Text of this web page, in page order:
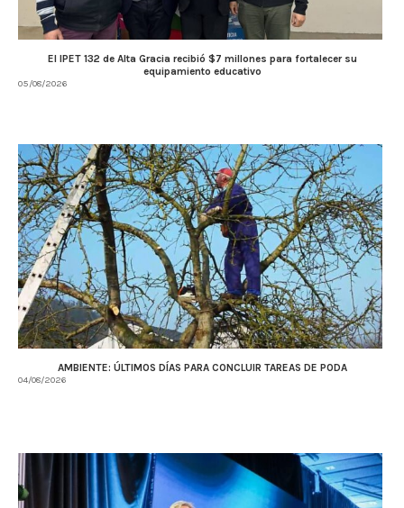
El IPET 132 de Alta Gracia recibió $7 millones para fortalecer su
equipamiento educativo
05/08/2026
AMBIENTE: ÚLTIMOS DÍAS PARA CONCLUIR TAREAS DE PODA
04/08/2026